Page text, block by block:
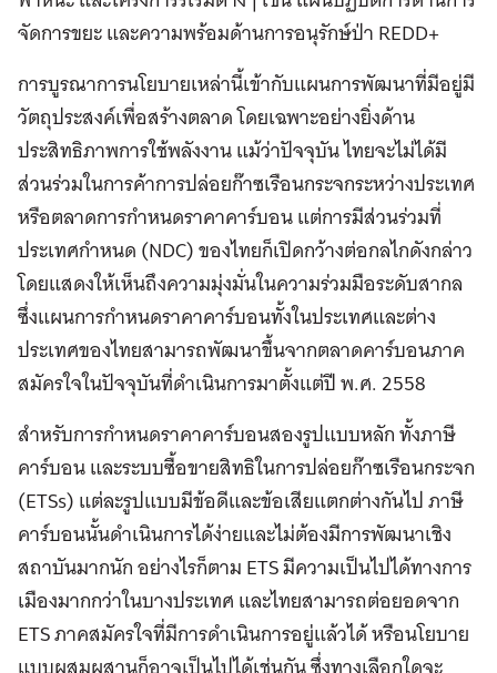
จัดการขยะ และความพร้อมด้านการอนุรักษ์ป่า REDD+
การบูรณาการนโยบายเหล่านี้เข้ากับแผนการพัฒนาที่มีอยู่มี
วัตถุประสงค์เพื่อสร้างตลาด โดยเฉพาะอย่างยิ่งด้าน
ประสิทธิภาพการใช้พลังงาน แม้ว่าปัจจุบัน ไทยจะไม่ได้มี
ส่วนร่วมในการค้าการปล่อยก๊าซเรือนกระจกระหว่างประเทศ
หรือตลาดการกำหนดราคาคาร์บอน แต่การมีส่วนร่วมที่
ประเทศกำหนด (NDC) ของไทยก็เปิดกว้างต่อกลไกดังกล่าว
โดยแสดงให้เห็นถึงความมุ่งมั่นในความร่วมมือระดับสากล
ซึ่งแผนการกำหนดราคาคาร์บอนทั้งในประเทศและต่าง
ประเทศของไทยสามารถพัฒนาขึ้นจากตลาดคาร์บอนภาค
สมัครใจในปัจจุบันที่ดำเนินการมาตั้งแต่ปี พ.ศ. 2558
สำหรับการกำหนดราคาคาร์บอนสองรูปแบบหลัก ทั้งภาษี
คาร์บอน และระบบซื้อขายสิทธิในการปล่อยก๊าซเรือนกระจก
(ETSs) แต่ละรูปแบบมีข้อดีและข้อเสียแตกต่างกันไป ภาษี
คาร์บอนนั้นดำเนินการได้ง่ายและไม่ต้องมีการพัฒนาเชิง
สถาบันมากนัก อย่างไรก็ตาม ETS มีความเป็นไปได้ทางการ
เมืองมากกว่าในบางประเทศ และไทยสามารถต่อยอดจาก
ETS ภาคสมัครใจที่มีการดำเนินการอยู่แล้วได้ หรือนโยบาย